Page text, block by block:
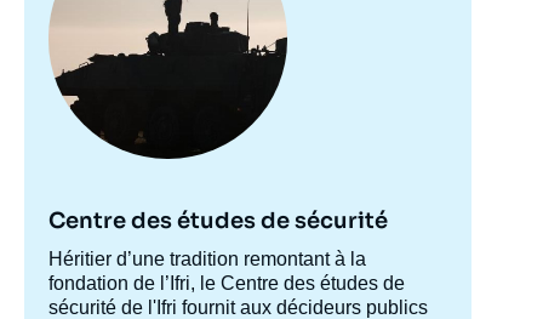
Centre des études de sécurité
Accroche
centre
Héritier d’une tradition remontant à la
fondation de l’Ifri, le Centre des études de
sécurité de l'Ifri fournit aux décideurs publics